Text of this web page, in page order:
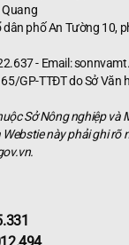
dân phố An Tường 10,
- Email:
GP-TTĐT do Sở Văn
Sở Nông nghiệp và
này phải ghi rõ